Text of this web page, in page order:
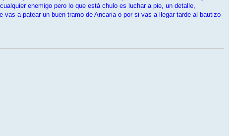
enemigo pero lo que está chulo es luchar a pie, un detalle,
a patear un buen tramo de Ancaria o por si vas a llegar tarde al bautizo